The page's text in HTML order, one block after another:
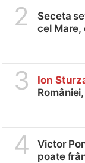
2
Seceta
cel Mare,
3 Ion
4
Victor
poate